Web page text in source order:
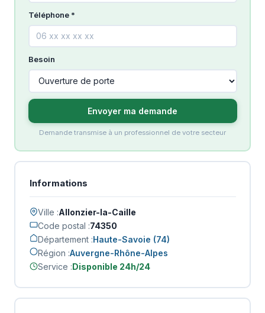
Téléphone *
Besoin
Envoyer ma demande
Demande transmise à un professionnel de votre secteur
Informations
Ville :Allonzier-la-Caille
Code postal :74350
Département :Haute-Savoie (74)
Région :Auvergne-Rhône-Alpes
Service :Disponible 24h/24